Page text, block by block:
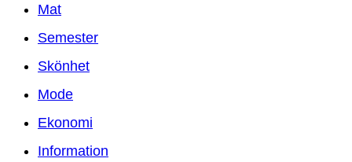
Mat
Semester
Skönhet
Mode
Ekonomi
Information